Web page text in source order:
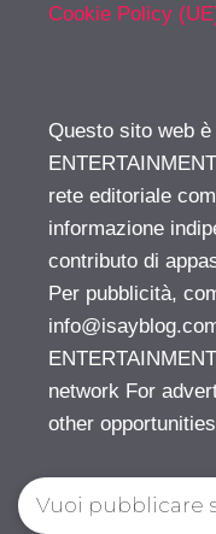
Cookie Policy
Questo sito web è
rete editoriale
informazione
contributo di
Per pubblicità,
network For
other
Vuoi pubblicare